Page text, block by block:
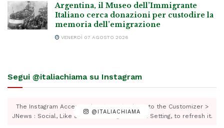
Argentina, il Museo dell’Immigrante
Italiano cerca donazioni per custodire la
memoria dell’emigrazione
VENERDÌ 07 AGOSTO 2026
Segui @italiachiama su Instagram
@ITALIACHIAMA
The Instagram Access Token is expired, Go to the Customizer >
JNews : Social, Like & View > Instagram Feed Setting, to refresh it.